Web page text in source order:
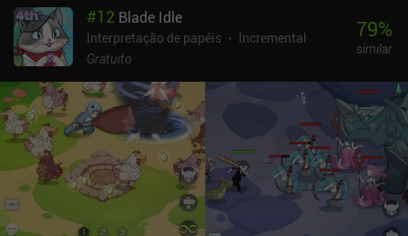
reabastecer. O recurso mais interessante, no entanto, é que
qualquer encontro com o inimigo se transforma automaticamente
em uma batalha cooperativa se outros jogadores entrarem no
tempo, o que facilita muito o enfrentamento de inimigos mais
difíceis. Isso quase me fez lembrar do Ulala Idle Adventure de
2019. Também podemos ficar AFK por 8 horas, período em que
nosso herói ataca automaticamente. Mas como nenhum item é
obtido quando se está off-line, é importante estar on-line.
Infelizmente, ainda não há conteúdo suficiente para me manter
ocupado quando estou jogando ativamente. O jogo ainda é um
pouco rudimentar e, como algo intermediário entre um MMORPG
#12 Blade Idle
Interpretação de papéis
Incremental
Gratuito
79%
similar